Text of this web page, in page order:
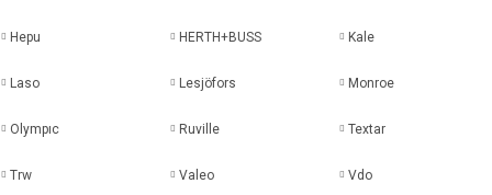
Hepu HERTH+BUSS Kale
Laso Lesjöfors Monroe
Olympıc Ruville Textar
Trw Valeo Vdo